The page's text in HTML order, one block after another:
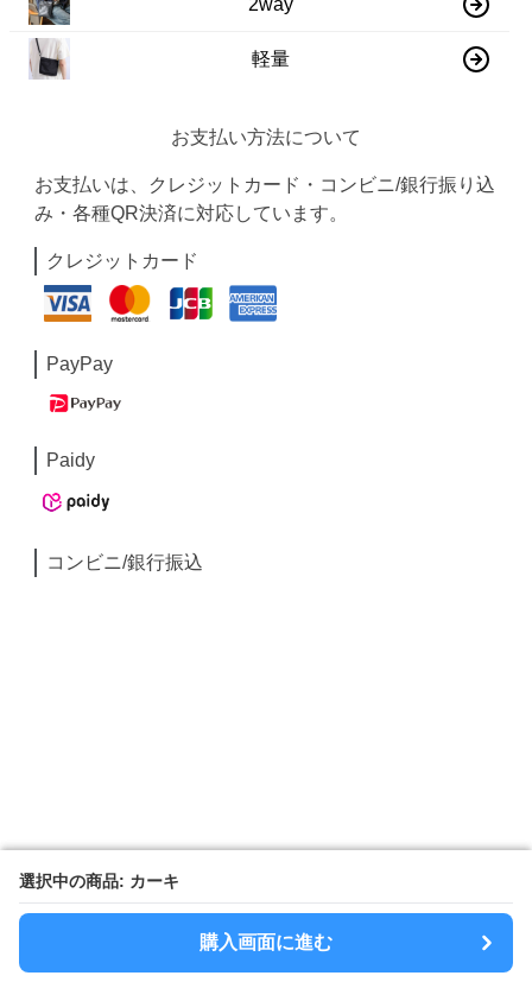
選択中の商品: カーキ
購入画面に進む
選択中の商品: カーキ
購入画面に進む
軽量
お支払い方法について
お支払いは、クレジットカード・コンビニ/銀行振り込
み・各種QR決済に対応しています。
クレジットカード
PayPay
Paidy
コンビニ/銀行振込